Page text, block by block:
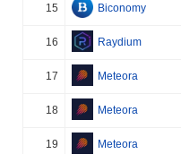
15 Biconomy
16 Raydium
17 Meteora
18 Meteora
19 Meteora